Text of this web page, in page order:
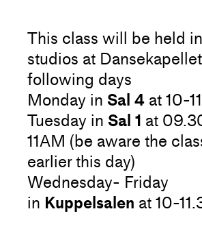
This class will be held
studios at
following days
Monday inSal 4at 10-
Tuesday inSal 1 at
11AM (be aware the
earlier this day)
Wednesday- Friday
in Kuppelsalen at 10-